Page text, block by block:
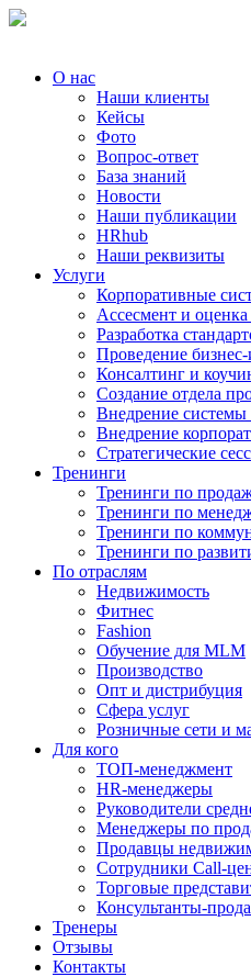
О нас
Наши клиенты
Кейсы
Фото
Вопрос-ответ
База знаний
Новости
Наши публикации
HRhub
Наши реквизиты
Услуги
Корпоративные
Ассесмент и оценка
Разработка
Проведение
Консалтинг и
Создание отдела
Внедрение системы
Внедрение
Стратегические
Тренинги
Тренинги по
Тренинги по
Тренинги по
Тренинги по
По отраслям
Недвижимость
Фитнес
Fashion
Обучение для MLM
Производство
Опт и дистрибуция
Сфера услуг
Розничные сети и
Для кого
ТОП-менеджмент
HR-менеджеры
Руководители
Менеджеры по
Продавцы
Сотрудники Call-
Торговые
Консультанты-
Тренеры
Отзывы
Контакты